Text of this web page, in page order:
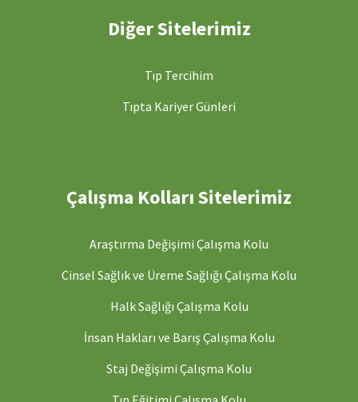
Diğer Sitelerimiz
Tıp Tercihim
Tıpta Kariyer Günleri
Çalışma Kolları Sitelerimiz
Araştırma Değişimi Çalışma Kolu
Cinsel Sağlık ve Üreme Sağlığı Çalışma Kolu
Halk Sağlığı Çalışma Kolu
İnsan Hakları ve Barış Çalışma Kolu
Staj Değişimi Çalışma Kolu